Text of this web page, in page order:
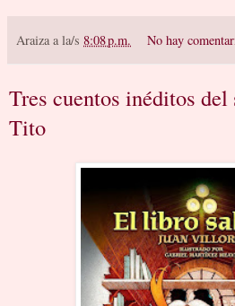
Araiza a la/s 8:08 p.m. No hay
Tres cuentos inéditos
Tito